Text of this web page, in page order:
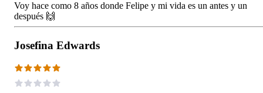
Voy hace como 8 años donde Felipe y mi vida es un antes y un
después 🙌
Josefina Edwards